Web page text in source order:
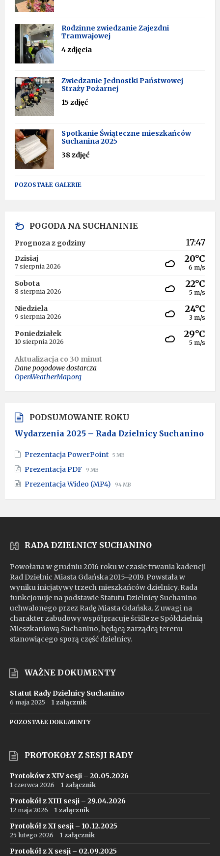
Rodzinne zwiedzanie Zajezdni
Tramwajowej
4 zdjęcia
Zwiedzanie Jednostki Państwowej
Straży Pożarnej
15 zdjęć
Spotkanie Świąteczne mieszkańców
Suchanina 2025
38 zdjęć
POZOSTAŁE GALERIE
POGODA NA SUCHANINIE
Prognoza z godziny 17:47
Dzisiaj
7 sierpnia 2026
20°C
6 m/s
Sobota
8 sierpnia 2026
22°C
5 m/s
Niedziela
9 sierpnia 2026
24°C
3 m/s
Poniedziałek
10 sierpnia 2026
29°C
5 m/s
Aktualizacja co 30 minut
Dane pogodowe dostarcza
OpenWeatherMap.org
PODSUMOWANIE ROKU
Wydarzenia 2025 – Rada Dzielnicy Suchanino
Prezentacja PowerPoint File
File
5 MB
Prezentacja PDF File
pdf
File
9 MB
Prezentacja Wideo (MP4) File
mp4
File
94 MB
RADA DZIELNICY SUCHANINO
Powołana w grudniu 2016 roku w czasie trwania kadencji
Rad Dzielnic Miasta Gdańska 2015–2019. Powstała w
wyniku inicjatywy trzech mieszkańców dzielnicy. Rada
funkcjonuje na podstawie Statutu Dzielnicy Suchanino
uchwalonego przez Radę Miasta Gdańska. Z uwagi na
charakter zabudowy współpracuje ściśle ze Spółdzielnią
Mieszkaniową Suchanino, będącą zarządcą terenu
stanowiącego sporą część dzielnicy.
WAŻNE DOKUMENTY
Statut Rady Dzielnicy Suchanino
6 maja 2025 1 załącznik
POZOSTAŁE DOKUMENTY
PROTOKOŁY Z SESJI RADY
Protoków z XIV sesji – 20.05.2026
1 czerwca 2026 1 załącznik
Protokół z XIII sesji – 29.04.2026
12 maja 2026 1 załącznik
Protokół z XI sesji – 10.12.2025
25 lutego 2026 1 załącznik
Protokół z X sesji – 02.09.2025